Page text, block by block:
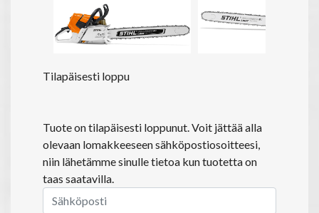
Tilapäisesti loppu
Tuote on tilapäisesti loppunut. Voit jättää alla
olevaan lomakkeeseen sähköpostiosoitteesi,
niin lähetämme sinulle tietoa kun tuotetta on
taas saatavilla.